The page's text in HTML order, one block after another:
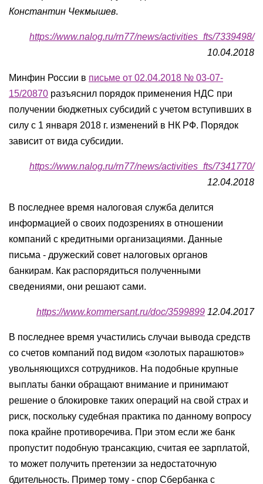
Константин Чекмышев.
https://www.nalog.ru/rn77/news/activities_fts/7339498/
10.04.2018
Минфин России в письме от 02.04.2018 № 03-07-
15/20870 разъяснил порядок применения НДС при
получении бюджетных субсидий с учетом вступивших в
силу с 1 января 2018 г. изменений в НК РФ. Порядок
зависит от вида субсидии.
https://www.nalog.ru/rn77/news/activities_fts/7341770/
12.04.2018
В последнее время налоговая служба делится
информацией о своих подозрениях в отношении
компаний с кредитными организациями. Данные
письма - дружеский совет налоговых органов
банкирам. Как распорядиться полученными
сведениями, они решают сами.
https://www.kommersant.ru/doc/3599899 12.04.2017
В последнее время участились случаи вывода средств
со счетов компаний под видом «золотых парашютов»
увольняющихся сотрудников. На подобные крупные
выплаты банки обращают внимание и принимают
решение о блокировке таких операций на свой страх и
риск, поскольку судебная практика по данному вопросу
пока крайне противоречива. При этом если же банк
пропустит подобную трансакцию, считая ее зарплатой,
то может получить претензии за недостаточную
бдительность. Пример тому - спор Сбербанка с